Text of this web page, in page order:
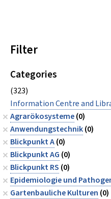
Filter
Categories
(323)
Information Centre and
Agrarökosysteme(0)
Anwendungstechnik(0)
Blickpunkt A(0)
Blickpunkt AG (0)
Blickpunkt RS (0)
Epidemiologie und
Gartenbauliche Kulturen (0)